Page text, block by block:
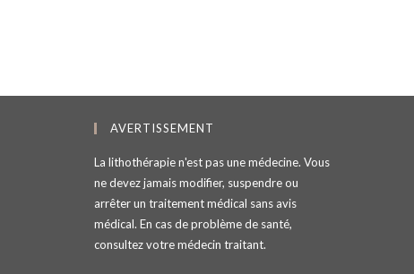
AVERTISSEMENT
La lithothérapie n'est pas une médecine. Vous
ne devez jamais modifier, suspendre ou
arrêter un traitement médical sans avis
médical. En cas de problème de santé,
consultez votre médecin traitant.